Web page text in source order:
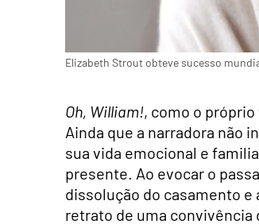
Elizabeth Strout obteve sucesso
Oh, William!, como o
Ainda que a narradora não
sua vida emocional e
presente. Ao evocar o
dissolução do casamento
retrato de uma